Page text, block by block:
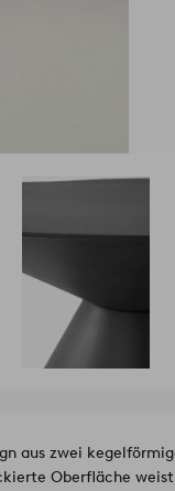
aus zwei
Oberfläche